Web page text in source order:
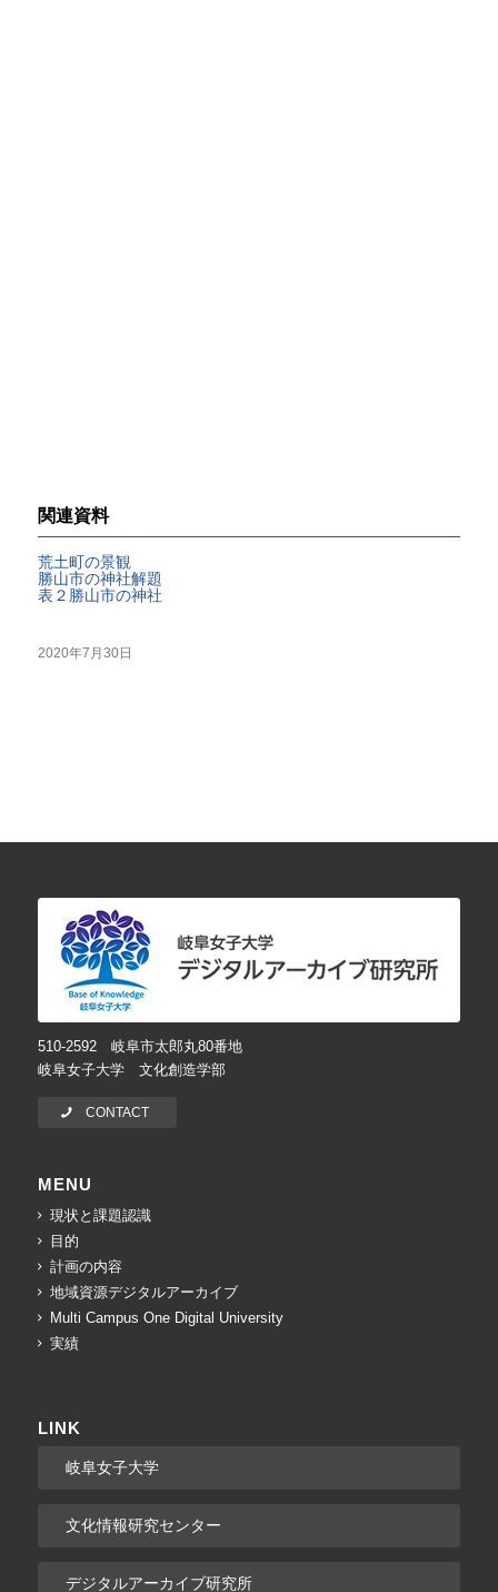
関連資料
荒土町の景観
勝山市の神社解題
表２勝山市の神社
2020年7月30日
510-2592 岐阜市太郎丸80番地
岐阜女子大学 文化創造学部
CONTACT
MENU
現状と課題認識
目的
計画の内容
地域資源デジタルアーカイブ
Multi Campus One Digital University
実績
LINK
岐阜女子大学
文化情報研究センター
デジタルアーカイブ研究所